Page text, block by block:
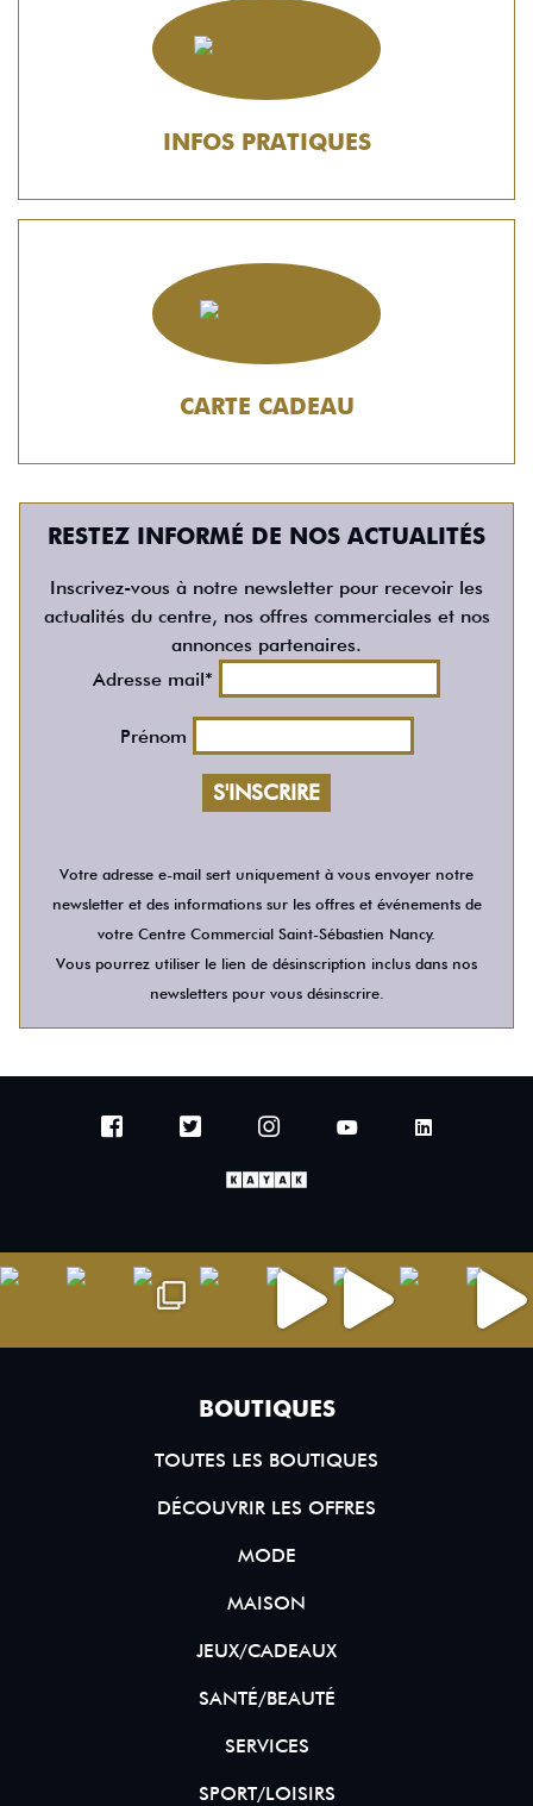
INFOS PRATIQUES
CARTE CADEAU
RESTEZ INFORMÉ DE NOS ACTUALITÉS
Inscrivez-vous à notre newsletter pour recevoir les
actualités du centre, nos offres commerciales et nos
annonces partenaires.
Adresse mail*
Prénom
Votre adresse e-mail sert uniquement à vous envoyer notre
newsletter et des informations sur les offres et événements de
votre Centre Commercial Saint-Sébastien Nancy.
Vous pourrez utiliser le lien de désinscription inclus dans nos
newsletters pour vous désinscrire.
BOUTIQUES
TOUTES LES BOUTIQUES
DÉCOUVRIR LES OFFRES
MODE
MAISON
JEUX/CADEAUX
SANTÉ/BEAUTÉ
SERVICES
SPORT/LOISIRS